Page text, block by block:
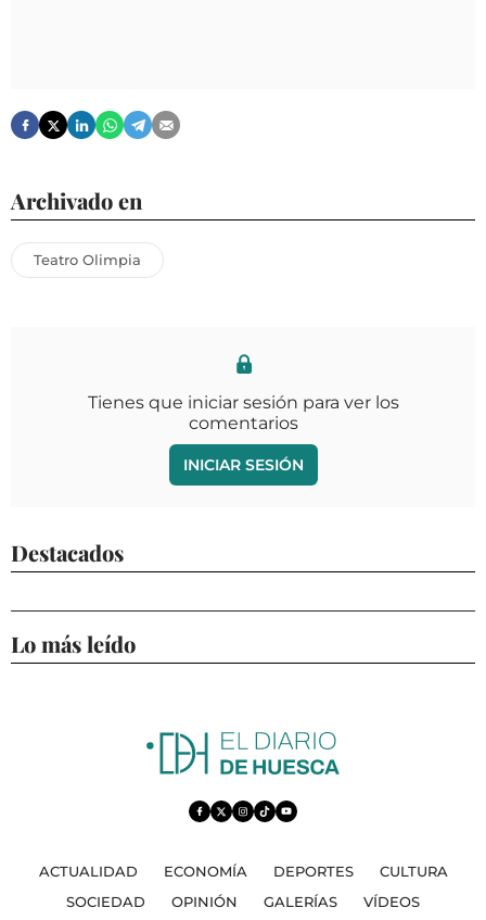
Archivado en
Teatro Olimpia
Tienes que iniciar sesión para ver los
comentarios
INICIAR SESIÓN
Destacados
Lo más leído
ACTUALIDAD ECONOMÍA DEPORTES
CULTURA
SOCIEDAD
OPINIÓN GALERÍAS VÍDEOS